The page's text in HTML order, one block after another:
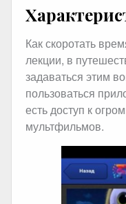
Как скоротать
лекции, в
задаваться этим
пользоваться
есть доступ к
мультфильмов.